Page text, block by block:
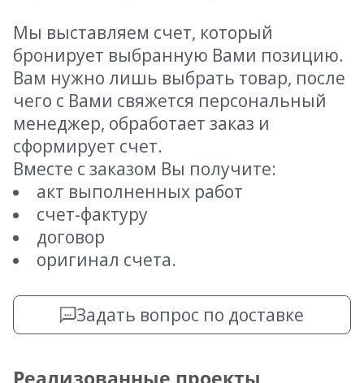
Мы выставляем счет, который
бронирует выбранную Вами позицию.
Вам нужно лишь выбрать товар, после
чего с Вами свяжется персональный
менеджер, обработает заказ и
сформирует счет.
Вместе с заказом Вы получите:
акт выполненных работ
счет-фактуру
договор
оригинал счета.
Задать вопрос по доставке